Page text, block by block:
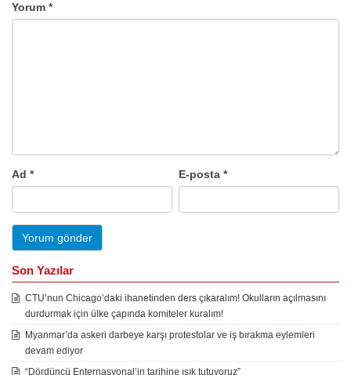
Yorum *
Ad * E-posta*
Son Yazılar
CTU’nun Chicago’daki ihanetinden ders çıkaralım! Okulların açılmasını
durdurmak için ülke çapında komiteler kuralım!
Myanmar’da askeri darbeye karşı protestolar ve iş bırakma eylemleri
devam ediyor
“Dördüncü Enternasyonal’in tarihine ışık tutuyoruz”